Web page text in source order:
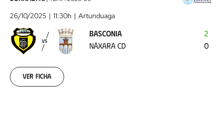
-
Náxara
CD2025-
10-
26/10/2025 11:30h Artunduaga
VS
BASCONIA
NÁXARA CD
2
0
Ver ficha